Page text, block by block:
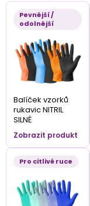
Pevnější /
odolnější
Balíček vzorků
rukavic NITRIL
SILNÉ
Zobrazit produkt
Pro citlivé ruce